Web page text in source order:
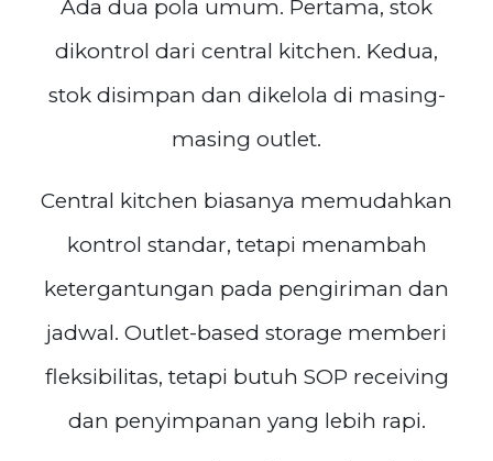
Ada dua pola umum. Pertama, stok
dikontrol dari central kitchen. Kedua,
stok disimpan dan dikelola di masing-
masing outlet.
Central kitchen biasanya memudahkan
kontrol standar, tetapi menambah
ketergantungan pada pengiriman dan
jadwal. Outlet-based storage memberi
fleksibilitas, tetapi butuh SOP receiving
dan penyimpanan yang lebih rapi.